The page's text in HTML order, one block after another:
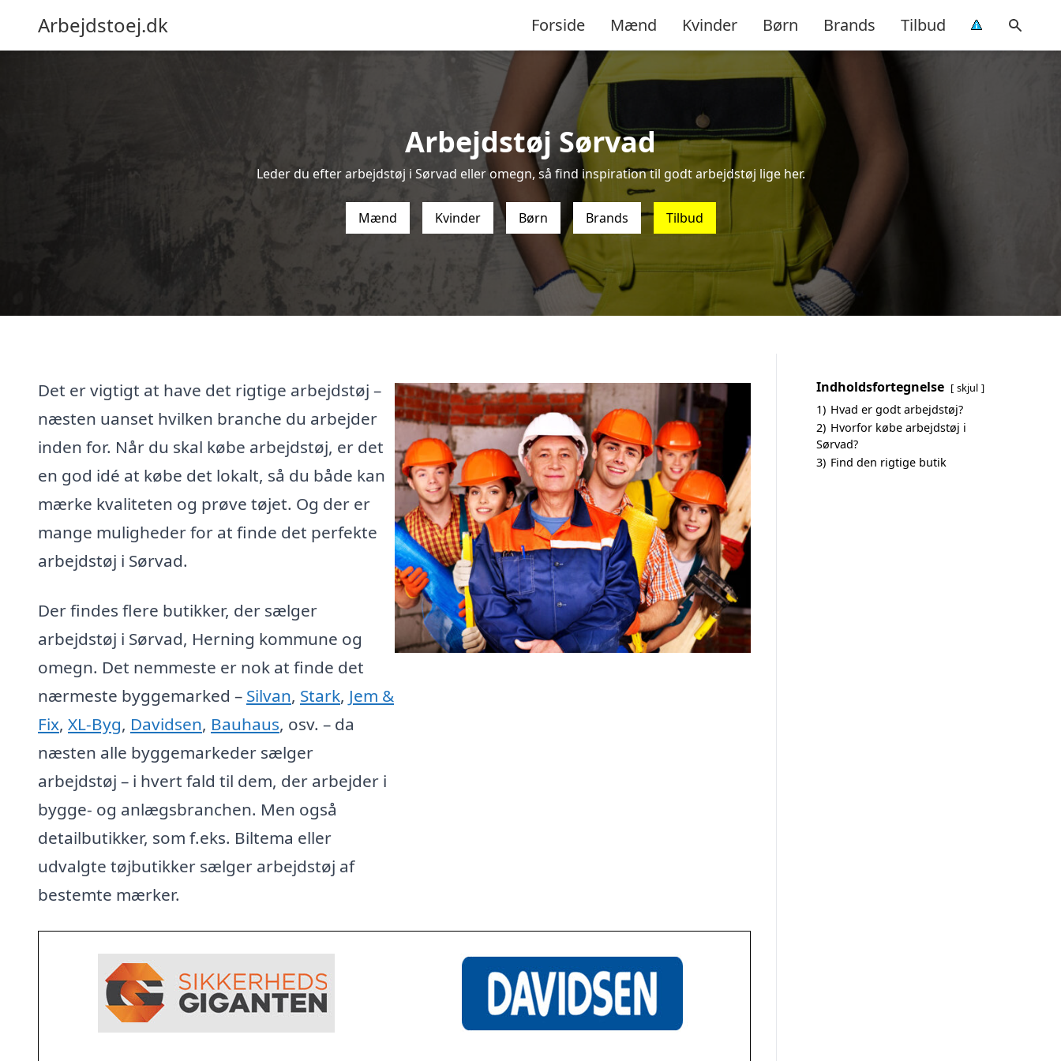
Arbejdstoej.dk Forside Mænd Kvinder Børn Brands Tilbud
Arbejdstøj Sørvad
Leder du efter arbejdstøj i Sørvad eller omegn, så find inspiration til godt arbejdstøj lige her.
Mænd Kvinder Børn Brands Tilbud
Det er vigtigt at have det rigtige arbejdstøj –
næsten uanset hvilken branche du arbejder
inden for. Når du skal købe arbejdstøj, er det
en god idé at købe det lokalt, så du både kan
mærke kvaliteten og prøve tøjet. Og der er
mange muligheder for at finde det perfekte
arbejdstøj i Sørvad.
Der findes flere butikker, der sælger
arbejdstøj i Sørvad, Herning kommune og
omegn. Det nemmeste er nok at finde det
nærmeste byggemarked – Silvan, Stark, Jem &
Fix, XL-Byg, Davidsen, Bauhaus, osv. – da
næsten alle byggemarkeder sælger
arbejdstøj – i hvert fald til dem, der arbejder i
bygge- og anlægsbranchen. Men også
detailbutikker, som f.eks. Biltema eller
udvalgte tøjbutikker sælger arbejdstøj af
bestemte mærker.
Indholdsfortegnelse skjul
1) Hvad er godt arbejdstøj?
2) Hvorfor købe arbejdstøj i
Sørvad?
3) Find den rigtige butik